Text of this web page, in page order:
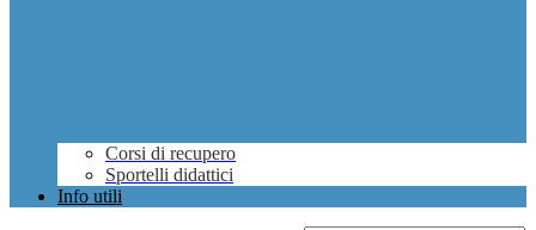
Corsi di recupero
Sportelli didattici
Info utili